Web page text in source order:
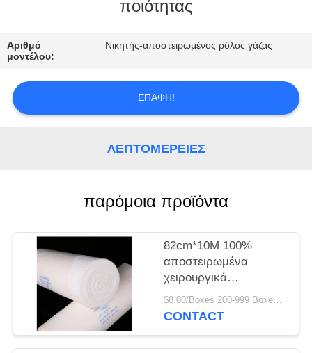
ΜΑΣ
ΣΕ
ΕΠΑΦΉ
ΑΠΌΣΠΑΣΜΑ
SITEMAP
PRIVACY
POLICY
ποιότητας
Αριθμό
μοντέλου:
Νικητής-αποστειρωμένος ρόλος γάζας
ΕΠΑΦΉ!
ΛΕΠΤΟΜΈΡΕΙΕΣ
παρόμοια προϊόντα
82cm*10M 100%
αποστειρωμένα
χειρουργικά
περικαλύμματα ρόλων
γάζας βαμβακιού
$8.00/Boxes 200-999 Boxes MOQ:200 κιβώτια
CONTACT